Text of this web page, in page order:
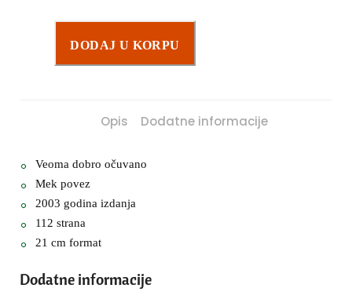
DODAJ U KORPU
Opis Dodatne informacije
Veoma dobro očuvano
Mek povez
2003 godina izdanja
112 strana
21 cm format
Dodatne informacije